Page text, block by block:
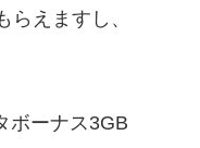
えますし、
ボーナス3GB